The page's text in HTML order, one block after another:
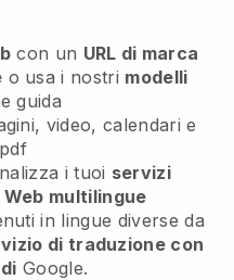
con un URL di marca
o usa i nostri modelli
guida
video, calendari e
pdf
i tuoi servizi
multilingue
in lingue diverse da
di traduzione con
Google.